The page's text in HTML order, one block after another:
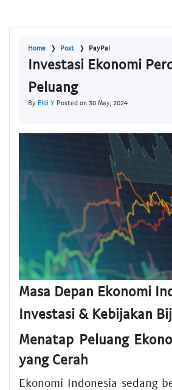
Home Post PayPal
Investasi Ekonomi
Peluang
By Eldi Y Posted on 30 May, 2024
Masa Depan Ekonomi
Investasi & Kebijakan
Menatap Peluang
yang Cerah
Ekonomi Indonesia sedang